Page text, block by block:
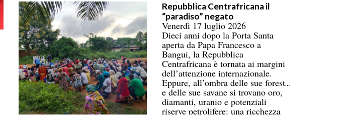
coinvolte, superando ormai l’Asia.
Donne e bambini pagano il prezzo
più alto. La carenza di
infrastrutture nella catena del
freddo fa perdere oltre un terzo
della produzione di frutta, verdura,
pesce e latticini.
Repubblica Centrafricana il
“paradiso” negato
Venerdì 17 luglio 2026
Dieci anni dopo la Porta Santa
aperta da Papa Francesco a
Bangui, la Repubblica
Centrafricana è tornata ai margini
dell’attenzione internazionale.
Eppure, all’ombra delle sue foreste
e delle sue savane si trovano oro,
diamanti, uranio e potenziali
riserve petrolifere: una ricchezza